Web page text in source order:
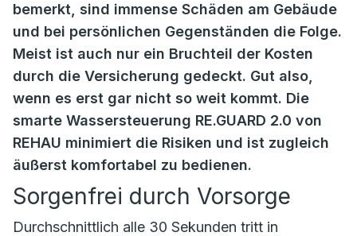
bemerkt, sind immense Schäden am Gebäude
und bei persönlichen Gegenständen die Folge.
Meist ist auch nur ein Bruchteil der Kosten
durch die Versicherung gedeckt. Gut also,
wenn es erst gar nicht so weit kommt. Die
smarte Wassersteuerung RE.GUARD 2.0 von
REHAU minimiert die Risiken und ist zugleich
äußerst komfortabel zu bedienen.
Sorgenfrei durch Vorsorge
Durchschnittlich alle 30 Sekunden tritt in